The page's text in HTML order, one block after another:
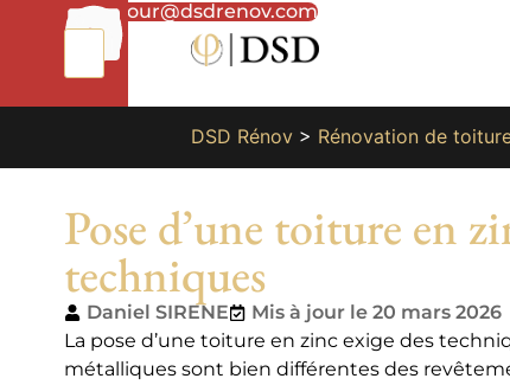
01
87
65
49
bonjour@dsdrenov.com
DSD Rénov > Rénovation de
Pose d’une toiture en
techniques
Daniel SIRENE
Mis à jour le 20 mars 2026
La pose d’une toiture en zinc exige des
métalliques sont bien différentes des